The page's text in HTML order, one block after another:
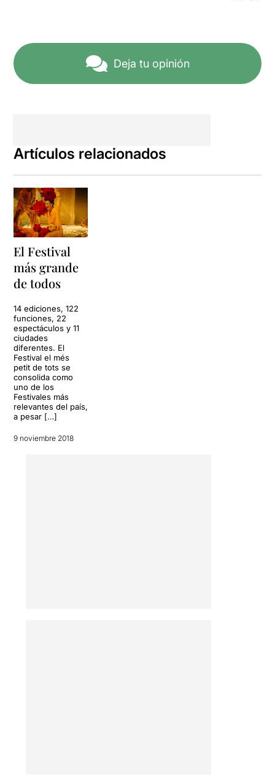
Deja tu opinión
Artículos relacionados
El Festival
más grande
de todos
14 ediciones, 122
funciones, 22
espectáculos y 11
ciudades
diferentes. El
Festival el més
petit de tots se
consolida como
uno de los
Festivales más
relevantes del país,
a pesar […]
9 noviembre 2018